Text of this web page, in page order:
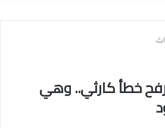
رفح خطأ كارثي.. وهي